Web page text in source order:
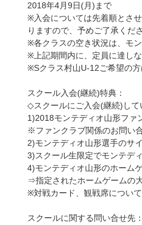
2018年4月9日(月)まで
※入会については先着順とさ
りますので、予めご了承くだ
※各クラスの空き状況は、モ
※上記期間内に、定員に達し
※Sクラス村山U-12ご希望の
スクール入会(継続)特典：
◇スクールにご入会(継続)し
1)2018モンテディオ山形
※ファンクラブ関係のお問い
2)モンテディオ山形選手のサ
3)スクール生限定でモンテデ
4)モンテディオ山形のホーム
⇒指定されたホームゲームの
※対戦カード、観戦席につ
スクールに関する問い合せ先